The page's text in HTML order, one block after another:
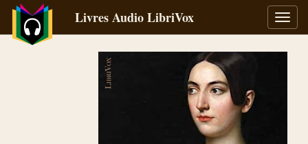
la
Livres Audio LibriVox